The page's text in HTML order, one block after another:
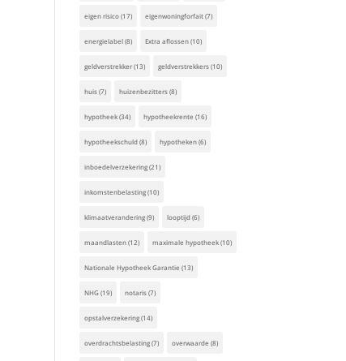
eigen risico(17) eigenwoningforfait(7)
energielabel(8) Extra aflossen(10)
geldverstrekker(13) geldverstrekkers(10)
huis(7) huizenbezitters(8)
hypotheek(34) hypotheekrente (16)
hypotheekschuld(8) hypotheken(6)
inboedelverzekering(21)
inkomstenbelasting(10)
klimaatverandering(9) looptijd(6)
maandlasten(12) maximale hypotheek(10)
Nationale Hypotheek Garantie (13)
NHG(19) notaris(7)
opstalverzekering(14)
overdrachtsbelasting(7) overwaarde (8)